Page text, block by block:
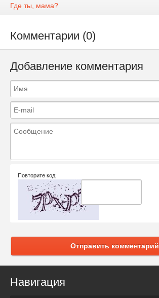
Где ты, мама?
Комментарии (0)
Добавление комментария
Повторите код:
Отправить комментарий
Навигация